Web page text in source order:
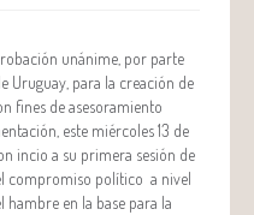
unánime, por parte
Uruguay, para la creación de
fines de asesoramiento
este miércoles 13 de
incio a su primera sesión de
compromiso político a nivel
en la base para la